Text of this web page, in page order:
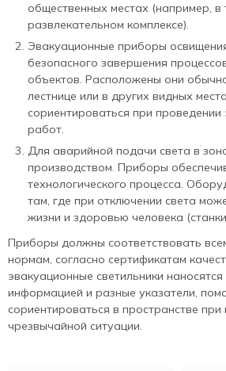
общественных местах (например, в
развлекательном комплексе).
Эвакуационные приборы
безопасного завершения
объектов. Расположены они
лестнице или в других видных
сориентироваться при
работ.
Для аварийной подачи света в
производством. Приборы
технологического процесса.
там, где при отключении света
жизни и здоровью человека
Приборы должны соответствовать
нормам, согласно сертификатам
эвакуационные светильники
информацией и разные указатели,
сориентироваться в пространстве при
чрезвычайной ситуации.